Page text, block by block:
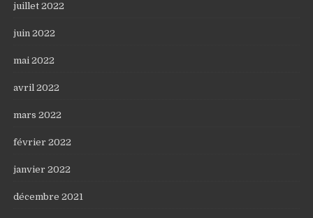
juillet 2022
juin 2022
mai 2022
avril 2022
mars 2022
février 2022
janvier 2022
décembre 2021